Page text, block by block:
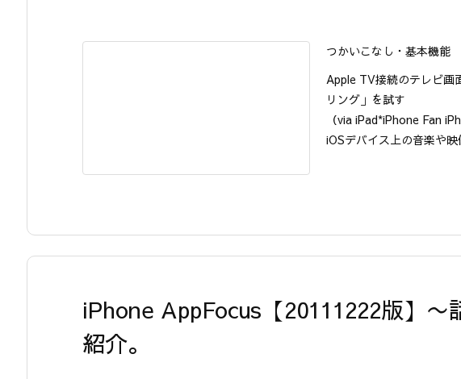
つかいこなし・基本機能
Apple TV接続のテレビ画
リング」を試す
（via iPad*iPhone Fan
iOSデバイス上の音楽や
iPhone AppFocus【20111222版】〜
紹介。